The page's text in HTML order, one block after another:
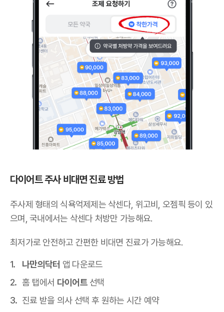
다이어트 주사 비대면 진료 방법
주사제 형태의 식욕억제제는 삭센다, 위고비, 오젬픽 등이 있
으며,국내에서는 삭센다 처방만 가능해요.
최저가로 안전하고 간편한 비대면 진료가 가능해요.
나만의닥터 앱 다운로드
홈 탭에서 다이어트선택
진료 받을 의사 선택 후 원하는 시간 예약